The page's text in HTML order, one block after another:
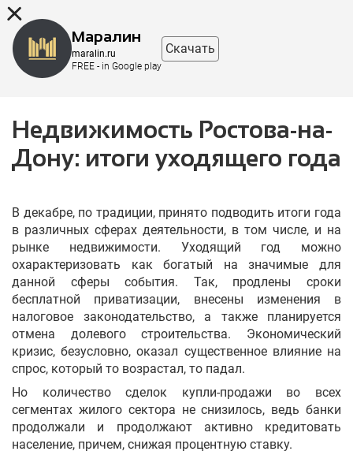
Недвижимость Ростова-на-
Дону: итоги уходящего года
В декабре, по традиции, принято подводить итоги года
в различных сферах деятельности, в том числе, и на
рынке недвижимости. Уходящий год можно
охарактеризовать как богатый на значимые для
данной сферы события. Так, продлены сроки
бесплатной приватизации, внесены изменения в
налоговое законодательство, а также планируется
отмена долевого строительства. Экономический
кризис, безусловно, оказал существенное влияние на
спрос, который то возрастал, то падал.
Но количество сделок купли-продажи во всех
сегментах жилого сектора не снизилось, ведь банки
продолжали и продолжают активно кредитовать
население, причем, снижая процентную ставку.
Маралин
maralin.ru
FREE - in Google play
Скачать